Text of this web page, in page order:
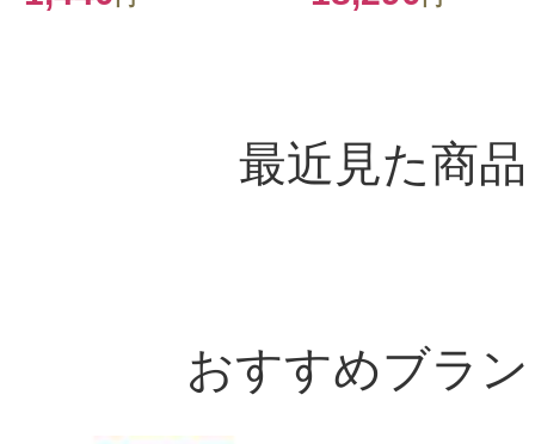
最近見た商品
おすすめブラ